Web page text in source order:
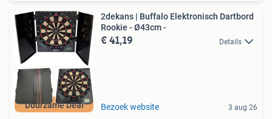
Duurzame Deal
2dekans | Buffalo Elektronisch Dartbord
Rookie - Ø43cm -
€ 41,19 Details
Bezoek website 3 aug 26